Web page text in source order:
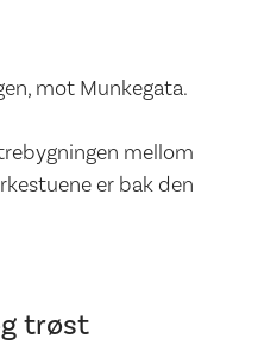
mot Munkegata.
mellom
er bak den
trøst